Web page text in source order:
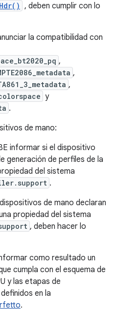
, deben cumplir con lo
la compatibilidad con
,
,
,
y
.
de mano:
informar si el dispositivo
generación de perfiles de la
del sistema
.
de mano declaran
propiedad del sistema
, deben hacer lo
como resultado un
cumpla con el esquema de
y las etapas de
en la
.